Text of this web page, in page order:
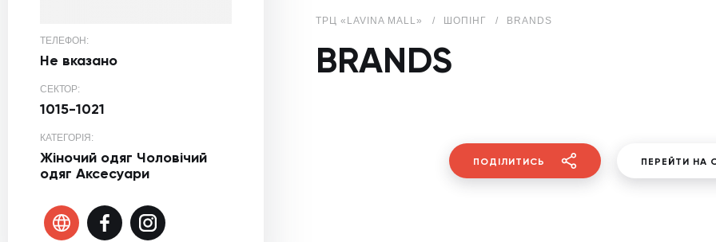
ТЕЛЕФОН:
Не вказано
СЕКТОР:
1015-1021
КАТЕГОРІЯ:
Жіночий одяг Чоловічий
одяг Аксесуари
ТРЦ «LAVINA MALL» ШОПІНГ BRANDS
BRANDS
ПОДІЛИТИСЬ ПЕРЕЙТИ НА